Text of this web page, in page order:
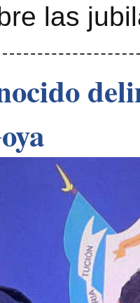
las